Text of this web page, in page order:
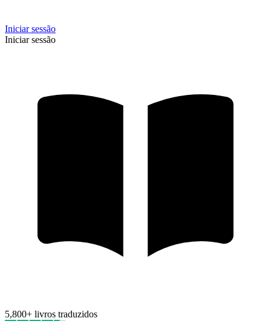
Iniciar sessão
Iniciar sessão
5,800+ livros traduzidos